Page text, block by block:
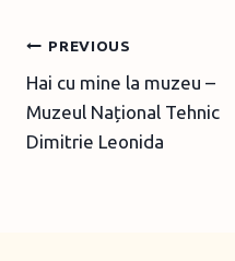
Post
navigation
PREVIOUS
Hai cu mine la muzeu –
Muzeul Național Tehnic
Dimitrie Leonida